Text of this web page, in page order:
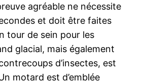
agréable ne nécessite
et doit être faites
tour de sein pour les
glacial, mais également
d’insectes, est
motard est d’emblée